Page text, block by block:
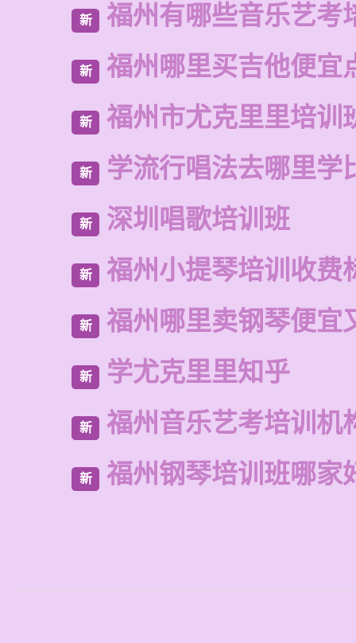
新 福州有哪些音乐艺考
新 福州哪里买吉他便宜
新 福州市尤克里里培训
新 学流行唱法去哪里学
新 深圳唱歌培训班
新 福州小提琴培训收费
新 福州哪里卖钢琴便宜
新 学尤克里里知乎
新 福州音乐艺考培训机
新 福州钢琴培训班哪家